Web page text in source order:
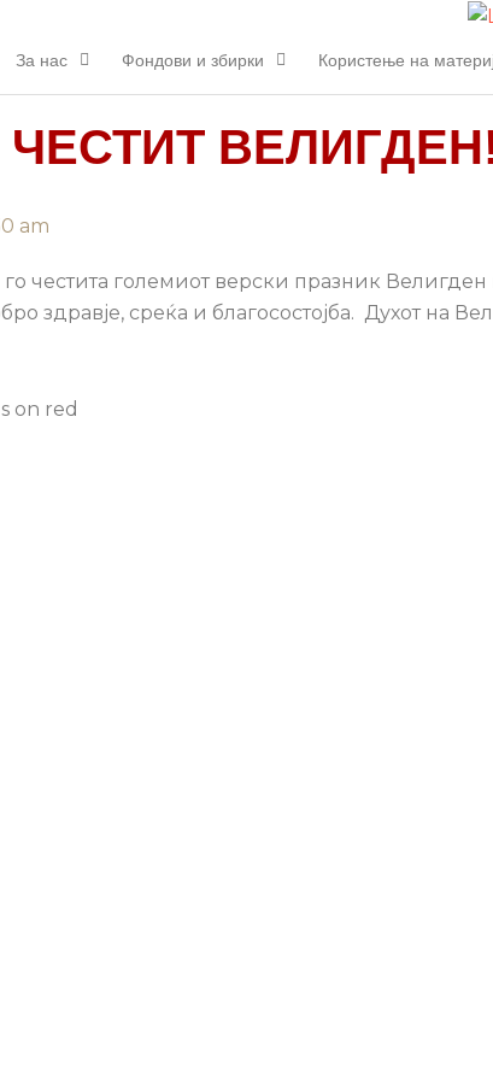
За нас Фондови и збирки Користење на
ЧЕСТИТ
am
честита големиот верски празник Велигден
здравје, среќа и благосостојба. Духот на